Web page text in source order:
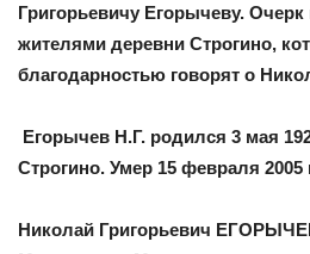
Григорьевичу Егорычеву.
жителями деревни Строгино,
благодарностью говорят о
Егорычев Н.Г. родился 3 мая
Строгино. Умер 15 февраля 2005
Николай Григорьевич